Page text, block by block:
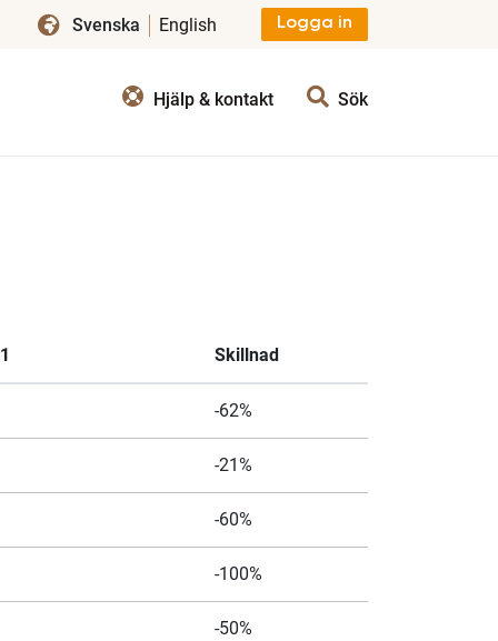
Logga in
Svenska English
Hjälp & kontakt Sök
Skillnad
-62%
-21%
-60%
-100%
-50%